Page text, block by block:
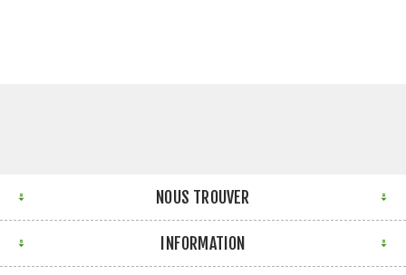
NOUS TROUVER
INFORMATION